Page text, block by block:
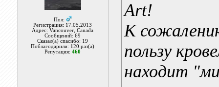
Пол:
Регистрация: 17.05.2013
Адрес: Vancouver, Canada
Сообщений: 69
Сказал(а) спасибо: 19
Поблагодарили: 120 раз(а)
Репутация:460
Art!
К
пользу
находит